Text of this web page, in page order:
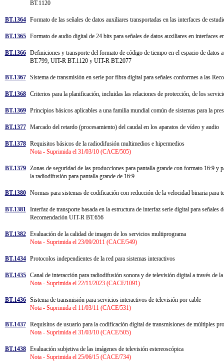
BT.1120
BT.1364 Formato de las señales de datos auxiliares transportadas en las interfaces de
BT.1365 Formato de audio digital de 24 bits para señales de datos auxiliares en
BT.1366 Definiciones y transporte del formato de código de tiempo en el espacio de
BT.799, UIT-R BT.1120 y UIT-R BT.2077
BT.1367 Sistema de transmisión en serie por fibra digital para señales conformes a las
BT.1368 Criterios para la planificación, incluidas las relaciones de protección, de los
BT.1369 Principios básicos aplicables a una familia mundial común de sistemas para la
BT.1377 Marcado del retardo (procesamiento) del caudal en los aparatos de vídeo y audio
BT.1378 Requisitos básicos de la radiodifusión multimedios e hipermedios
Nota - Suprimida el 31/03/10 (CACE/505)
BT.1379
Zonas de seguridad de las producciones para pantalla grande con formato 16:9
la radiodifusión para pantalla grande de 16:9
BT.1380 Normas para sistemas de codificación con reducción de la velocidad binaria
BT.1381
Interfaz de transporte basada en la estructura de interfaz serie digital para
Recomendación UIT-R BT.656
BT.1382 Evaluación de la calidad de imagen de los servicios multiprograma
Nota - Suprimida el 23/09/2011 (CACE/549)
BT.1434 Protocolos independientes de la red para sistemas interactivos
BT.1435 Canal de interacción para radiodifusión sonora y de televisión digital a través de
Nota - Suprimida el 22/11/2023 (CACE/1091)
BT.1436 Sistema de transmisión para servicios interactivos de televisión por cable
Nota - Suprimida el 11/03/11 (CACE/531)
BT.1437 Requisitos de usuario para la codificación digital de transmisiones de múltiples
Nota - Suprimida el 31/03/10 (CACE/505)
BT.1438 Evaluación subjetiva de las imágenes de televisión estereoscópica
Nota - Suprimida el 25/06/15 (CACE/734)